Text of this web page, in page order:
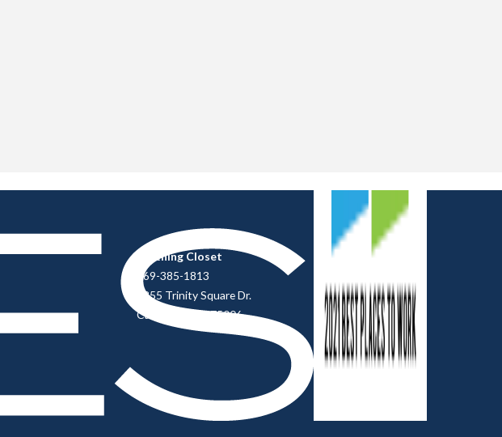
Clothing Closet
469-385-1813
2855 Trinity Square Dr.
Carrollton, TX 75006.